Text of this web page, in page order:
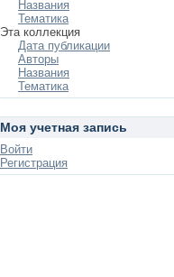
Названия
Тематика
Эта коллекция
Дата публикации
Авторы
Названия
Тематика
Моя учетная запись
Войти
Регистрация